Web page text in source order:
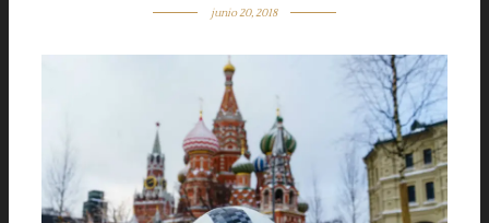
junio 20, 2018